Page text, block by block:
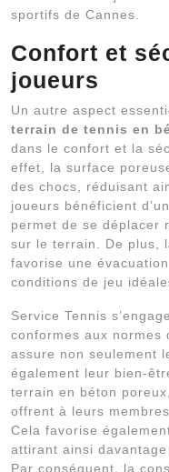
sportifs de Cannes.
Confort et
joueurs
Un autre aspect
terrain de tennis en
dans le confort et la
effet, la surface
des chocs, réduisant
joueurs bénéficient
permet de se déplacer
sur le terrain. De plus,
favorise une
conditions de jeu
Service Tennis
conformes aux normes
assure non seulement
également leur bien-
terrain en béton
offrent à leurs
Cela favorise
attirant ainsi davantage
Par conséquent, la